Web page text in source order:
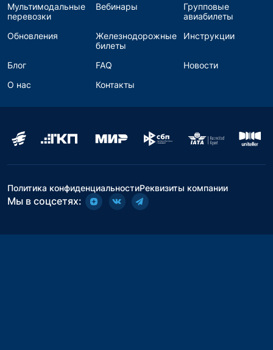
Мультимодальные
перевозки
Вебинары
Групповые
авиабилеты
Обновления
Железнодорожные
билеты
Инструкции
Блог FAQ
Новости
О нас
Контакты
Политика конфиденциальностиРеквизиты компании
Мы в соцсетях: